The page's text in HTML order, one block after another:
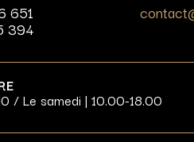
651
394
/ Le samedi | 10.00-18.00